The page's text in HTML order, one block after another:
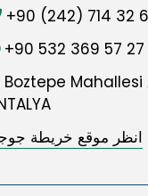
+90 (242) 714 32
+90 532 369 57 27
Boztepe
انظر موقع خريطة